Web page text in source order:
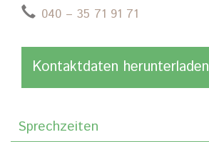
040 – 35 71 91 71
Kontaktdaten herunterladen
Sprechzeiten